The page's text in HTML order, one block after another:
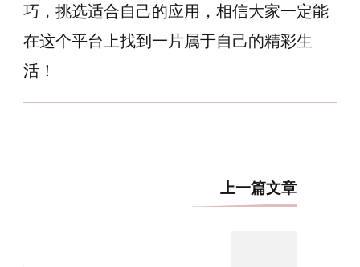
巧，挑选适合自己的应用，相信大家一定能
在这个平台上找到一片属于自己的精彩生
活！
上一篇文章